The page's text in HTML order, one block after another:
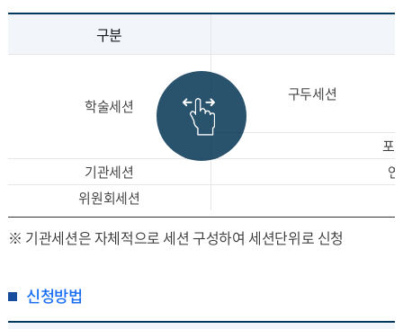
구분
학술세션
구두세션
포
기관세션
위원회세션
※ 기관세션은 자체적으로 세션 구성하여 세션단위로 신청
신청방법